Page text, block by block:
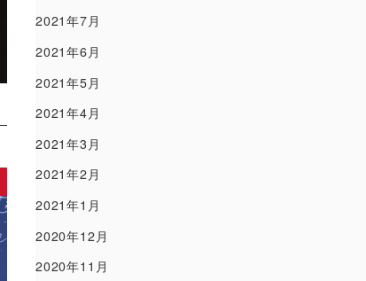
2021年7月
2021年6月
2021年5月
2021年4月
2021年3月
2021年2月
2021年1月
2020年12月
2020年11月